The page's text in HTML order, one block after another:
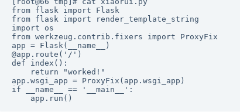
from flask import Flask
from flask import render_template_string
import os
from werkzeug.contrib.fixers import ProxyFix
app = Flask(__name__)
@app.route('/')
def index():
    return "worked!"
app.wsgi_app = ProxyFix(app.wsgi_app)
if __name__ == '__main__':